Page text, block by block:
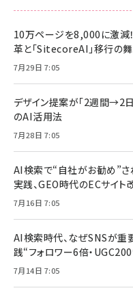
10万ページを8,000に激減
革と「SitecoreAI」移行の
7月29日 7:05
デザイン提案が「2週間→2
のAI活用法
7月28日 7:05
AI検索で“自社がお勧め”さ
実践、GEO時代のECサイト
7月16日 7:05
AI検索時代、なぜSNSが重
践“フォロワー6倍・
7月14日 7:05